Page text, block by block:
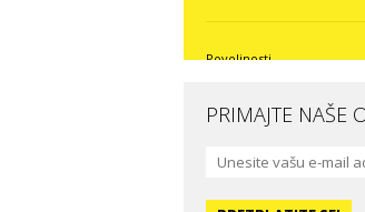
Povoljnosti
La Medusa SPA &
PRIMAJTE NAŠE